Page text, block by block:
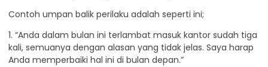
Contoh umpan balik perilaku adalah seperti ini;
1. “Anda dalam bulan ini terlambat masuk kantor sudah tiga
kali, semuanya dengan alasan yang tidak jelas. Saya harap
Anda memperbaiki hal ini di bulan depan.”